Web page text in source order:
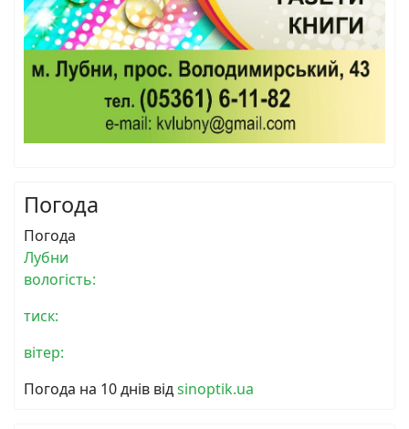
Погода
Погода
Лубни
вологість:
тиск:
вітер:
Погода на 10 днів відsinoptik.ua